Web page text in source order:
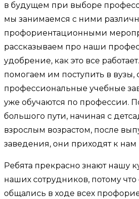
в будущем при выборе
мы занимаемся с ними
профориентационными
рассказываем про наши
удобрение, как это все
помогаем им поступить в вузы,
профессиональные учебные
уже обучаются по профессии.
большого пути, начиная с
взрослым возрастом, после
заведения, они приходят к нам
Ребята прекрасно знают нашу
наших сотрудников, потому
общались в ходе всех